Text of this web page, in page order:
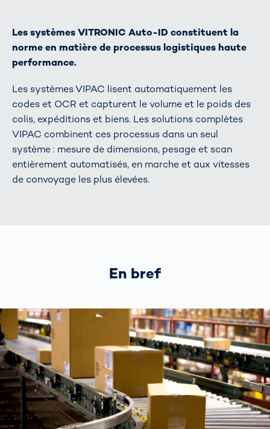
Les systèmes VITRONIC Auto-ID constituent la
norme en matière de processus logistiques haute
performance.
Les systèmes VIPAC lisent automatiquement les
codes et OCR et capturent le volume et le poids des
colis, expéditions et biens. Les solutions complètes
VIPAC combinent ces processus dans un seul
système : mesure de dimensions, pesage et scan
entièrement automatisés, en marche et aux vitesses
de convoyage les plus élevées.
En bref